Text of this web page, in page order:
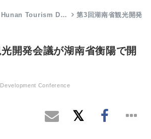
Tourism D… 第3回湖南省観光開発
開発会議が湖南省衡陽で開
Conference